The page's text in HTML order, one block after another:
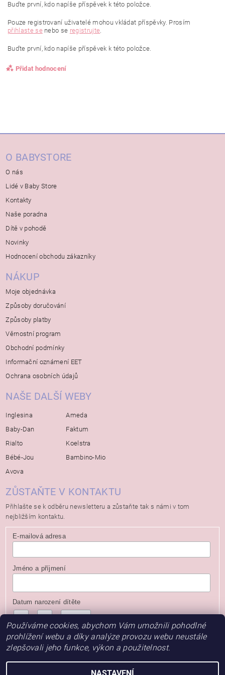
Buďte první, kdo napíše příspěvek k této položce.
Pouze registrovaní uživatelé mohou vkládat příspěvky. Prosím
přihlaste senebo se registrujte
Buďte první, kdo napíše příspěvek k této položce.
Přidat hodnocení
O BABYSTORE
O nás
Lidé v Baby Store
Kontakty
Naše poradna
Dítě v pohodě
Novinky
Hodnocení obchodu zákazníky
NÁKUP
Moje objednávka
Způsoby doručování
Způsoby platby
Věrnostní program
Obchodní podmínky
Informační oznámení EET
Ochrana osobních údajů
NAŠE DALŠÍ WEBY
Inglesina
Baby-Dan
Rialto
Bébé-Jou
Avova
Ameda
Faktum
Koelstra
Bambino-Mio
ZŮSTAŇTE V KONTAKTU
Přihlašte se k odběru newsletteru a zůstaňte tak s námi v tom
nejbližším kontaktu.
E-mailová adresa
Jméno a příjmení
Datum narození dítěte
Používáme cookies, abychom Vám umožnili pohodlné
prohlížení webu a díky analýze provozu webu neustále
zlepšovali jeho funkce, výkon a použitelnost.